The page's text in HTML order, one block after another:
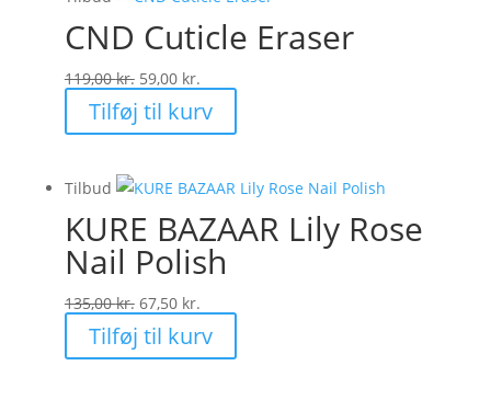
CND Cuticle Eraser
119,00kr. Den
oprindelige
pris
119,00 kr..
59,00 kr.Den
aktuelle
pris
59,00 kr..
Tilføj til kurv
Tilbud
KURE BAZAAR Lily Rose
Nail Polish
135,00kr. Den
oprindelige
pris
67,50 kr.
aktuelle
pris
Tilføj til kurv